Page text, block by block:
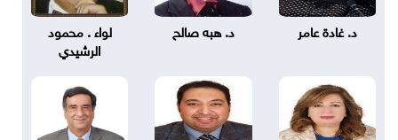
د. غادة عامر د. هبه صالح
لواء . محمود
الرشيدي